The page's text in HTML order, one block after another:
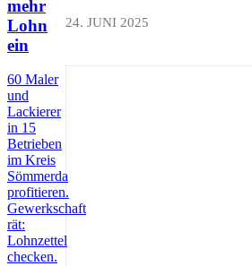
mehr
Lohn
ein
60 Maler
und
Lackierer
in 15
Betrieben
im Kreis
Sömmerda
profitieren.
Gewerkschaft
rät:
Lohnzettel
checken.
24. JUNI 2025